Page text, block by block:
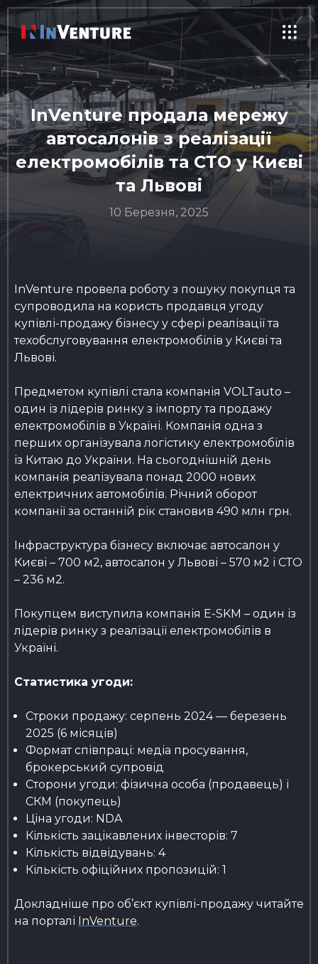
InVenture продала мережу
автосалонів з реалізації
електромобілів та СТО у Києві
та Львові
10 Березня, 2025
InVenture провела роботу з пошуку покупця та
супроводила на користь продавця угоду
купівлі-продажу бізнесу у сфері реалізації та
техобслуговування електромобілів у Києві та
Львові.
Предметом купівлі стала компанія VOLTauto –
один із лідерів ринку з імпорту та продажу
електромобілів в Україні. Компанія одна з
перших організувала логістику електромобілів
із Китаю до України. На сьогоднішній день
компанія реалізувала понад 2000 нових
електричних автомобілів. Річний оборот
компанії за останній рік становив 490 млн грн.
Інфраструктура бізнесу включає автосалон у
Києві – 700 м2, автосалон у Львові – 570 м2 і СТО
– 236 м2.
Покупцем виступила компанія E-SKM – один із
лідерів ринку з реалізації електромобілів в
Україні.
Статистика угоди:
Строки продажу: серпень 2024 — березень
2025 (6 місяців)
Формат співпраці: медіа просування,
брокерський супровід
Сторони угоди: фізична особа (продавець) і
СКМ (покупець)
Ціна угоди: NDA
Кількість зацікавлених інвесторів: 7
Кількість відвідувань: 4
Кількість офіційних пропозицій: 1
Докладніше про об’єкт купівлі-продажу читайте
на порталі InVenture.